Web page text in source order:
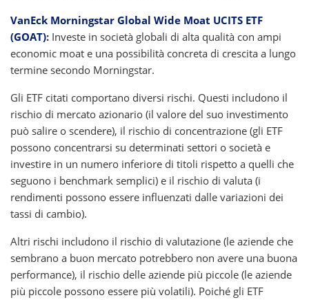
VanEck Morningstar Global Wide Moat UCITS ETF
(GOAT): Investe in società globali di alta qualità con ampi
economic moat e una possibilità concreta di crescita a lungo
termine secondo Morningstar.
Gli ETF citati comportano diversi rischi. Questi includono il
rischio di mercato azionario (il valore del suo investimento
può salire o scendere), il rischio di concentrazione (gli ETF
possono concentrarsi su determinati settori o società e
investire in un numero inferiore di titoli rispetto a quelli che
seguono i benchmark semplici) e il rischio di valuta (i
rendimenti possono essere influenzati dalle variazioni dei
tassi di cambio).
Altri rischi includono il rischio di valutazione (le aziende che
sembrano a buon mercato potrebbero non avere una buona
performance), il rischio delle aziende più piccole (le aziende
più piccole possono essere più volatili). Poiché gli ETF